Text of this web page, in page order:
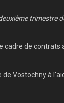
de
Vostochny à